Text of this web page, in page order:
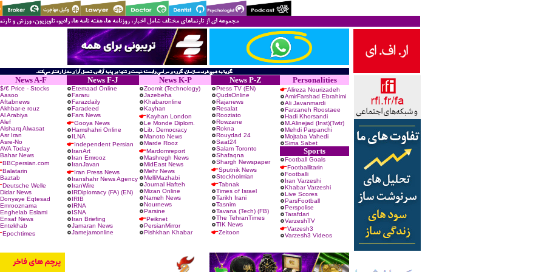
News A-F
$/€ Price - Stocks
Aasoo
Aftabnews
Akhbar-e rouz
Al Arabiya
Alef
Alsharq Alwasat
Asr Iran
Asre-No
AVA Today
Bahar News
BBCpersian.com
Balatarin
Baztab
Deutsche Welle
Didar News
Donyaye Eqtesad
Emrooznama
Enghelab Eslami
Ensaf News
Entekhab
Epochtimes
News F-J
Etemaad Online
Fararu
Farazdaily
Faradeed
Fars News
Gooya News
Hamshahri Online
ILNA
Independent Persian
IranArt
Iran Emrooz
IranJavan
Iran Press News
Iranshahr News Agency
IranWire
IRDiplomacy (FA) (EN)
IRIB
IRNA
ISNA
Iran Briefing
Jamaran News
Jamejamonline
News K-P
Zoomit (Technology)
Jazebeha
Khabaronline
Kayhan
Kayhan London
Le Monde Diplom.
Lib. Democracy
Manoto News
Marde Rooz
Mardomreport
Mashregh News
MidEast News
Mehr News
MelliMazhabi
Journal Hafteh
Mizan Online
Nameh News
Nournews
Parsine
Peiknet
PersianMirror
Pishkhan Khabar
News P-Z
Press TV (EN)
QudsOnline
Rajanews
Resalat
Rooziato
Rowzane
Rokna
Rouydad 24
Saat24
Salam Toronto
Shafaqna
Shargh Newspaper
Sputnik News
Stockholmian
Tabnak
Times of Israel
Tarikh Irani
Tasnim
Tavana (Tech) (FB)
The TehranTimes
TIK News
Zeitoon
Personalities
Alireza Nourizadeh
AmirFarshad Ebrahimi
Ali Javanmardi
Farzaneh Roostaee
Hadi Khorsandi
M.Alinejad (Inst)(Twtr)
Mehdi Parpanchi
Mojtaba Vahedi
Sima Sabet
Sports
Football Goals
Footballitarin
Footballi
Iran Varzeshi
Khabar Varzeshi
Live Scores
ParsFootball
Perspolise
Tarafdari
VarzeshTV
Varzesh3
Varzesh3 Videos